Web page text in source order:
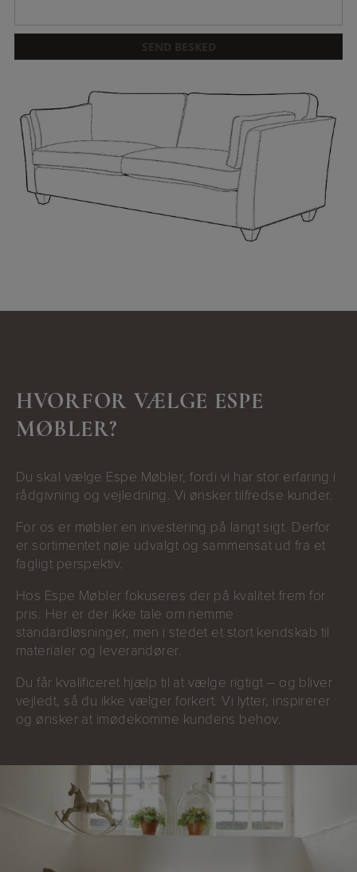
HVORFOR VÆLGE ESPE
MØBLER?
Du skal vælge Espe Møbler, fordi vi har stor erfaring i
rådgivning og vejledning. Vi ønsker tilfredse kunder.
For os er møbler en investering på langt sigt. Derfor
er sortimentet nøje udvalgt og sammensat ud fra et
fagligt perspektiv.
Hos Espe Møbler fokuseres der på kvalitet frem for
pris. Her er der ikke tale om nemme
standardløsninger, men i stedet et stort kendskab til
materialer og leverandører.
Du får kvalificeret hjælp til at vælge rigtigt – og bliver
vejledt, så du ikke vælger forkert. Vi lytter, inspirerer
og ønsker at imødekomme kundens behov.